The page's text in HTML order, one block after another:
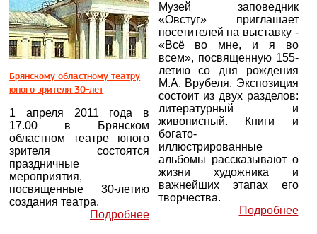
Брянскому областному театру
юного зрителя 30-лет
1 апреля 2011 года в
17.00 в Брянском
областном театре юного
зрителя состоятся
праздничные
мероприятия,
посвященные 30-летию
создания театра.
Подробнее
Музей заповедник
«Овстуг» приглашает
посетителей на выставку -
«Всё во мне, и я во
всем», посвященную 155-
летию со дня рождения
М.А. Врубеля. Экспозиция
состоит из двух разделов:
литературный и
живописный. Книги и
богато-
иллюстрированные
альбомы рассказывают о
жизни художника и
важнейших этапах его
творчества.
Подробнее